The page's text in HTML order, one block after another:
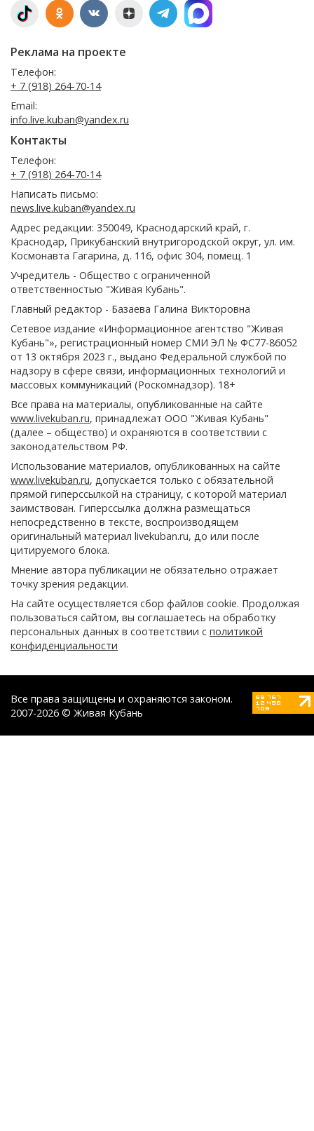
Реклама на проекте
Телефон:
+ 7 (918) 264-70-14
Email:
info.live.kuban@yandex.ru
Контакты
Телефон:
+ 7 (918) 264-70-14
Написать письмо:
news.live.kuban@yandex.ru
Адрес редакции: 350049, Краснодарский край, г.
Краснодар, Прикубанский внутригородской округ, ул. им.
Космонавта Гагарина, д. 116, офис 304, помещ. 1
Учредитель - Общество с ограниченной
ответственностью "Живая Кубань".
Главный редактор - Базаева Галина Викторовна
Сетевое издание «Информационное агентство "Живая
Кубань"», регистрационный номер СМИ ЭЛ № ФС77-86052
от 13 октября 2023 г., выдано Федеральной службой по
надзору в сфере связи, информационных технологий и
массовых коммуникаций (Роскомнадзор). 18+
Все права на материалы, опубликованные на сайте
www.livekuban.ru, принадлежат ООО "Живая Кубань"
(далее – общество) и охраняются в соответствии с
законодательством РФ.
Использование материалов, опубликованных на сайте
www.livekuban.ru, допускается только с обязательной
прямой гиперссылкой на страницу, с которой материал
заимствован. Гиперссылка должна размещаться
непосредственно в тексте, воспроизводящем
оригинальный материал livekuban.ru, до или после
цитируемого блока.
Мнение автора публикации не обязательно отражает
точку зрения редакции.
На сайте осуществляется сбор файлов cookie. Продолжая
пользоваться сайтом, вы соглашаетесь на обработку
персональных данных в соответствии с политикой
конфиденциальности
Все права защищены и охраняются законом.
2007-2026 © Живая Кубань